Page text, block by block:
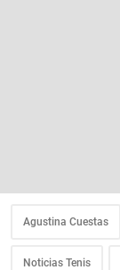
Agustina Cuestas
Noticias Tenis